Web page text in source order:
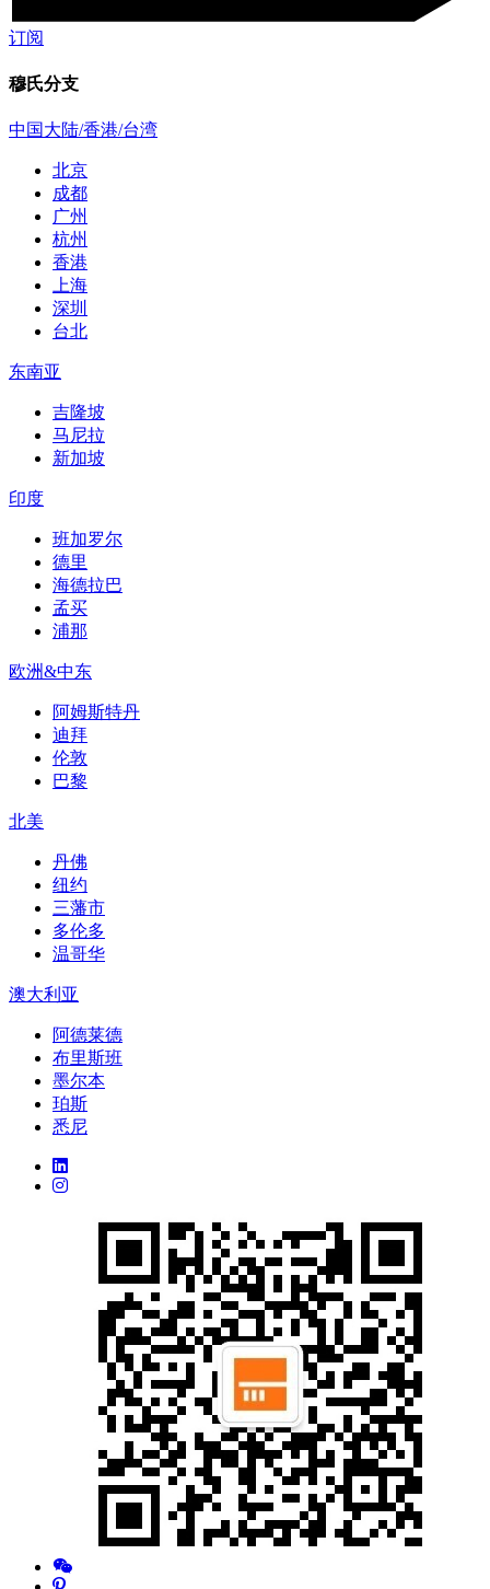
订阅
穆氏分支
中国大陆/香港/台湾
北京
成都
广州
杭州
香港
上海
深圳
台北
东南亚
吉隆坡
马尼拉
新加坡
印度
班加罗尔
德里
海德拉巴
孟买
浦那
欧洲&中东
阿姆斯特丹
迪拜
伦敦
巴黎
北美
丹佛
纽约
三藩市
多伦多
温哥华
澳大利亚
阿德莱德
布里斯班
墨尔本
珀斯
悉尼